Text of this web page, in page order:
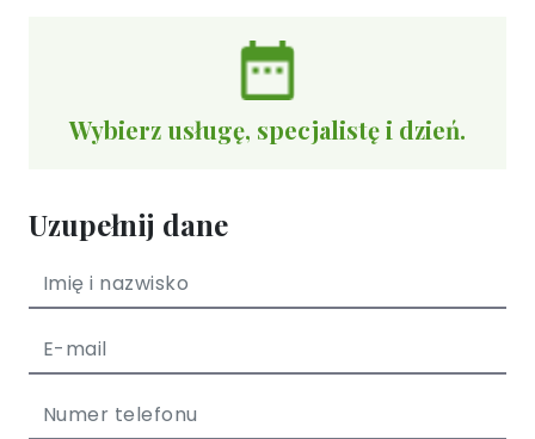
Wybierz usługę, specjalistę i dzień.
Uzupełnij dane